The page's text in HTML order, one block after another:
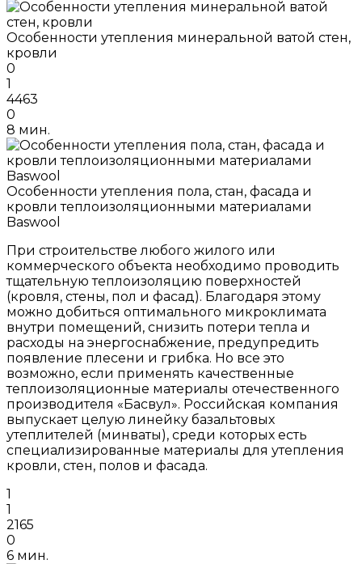
Особенности утепления минеральной ватой стен,
кровли
0
1
4463
0
8 мин.
Особенности утепления пола, стан, фасада и
кровли теплоизоляционными материалами
Baswool
При строительстве любого жилого или
коммерческого объекта необходимо проводить
тщательную теплоизоляцию поверхностей
(кровля, стены, пол и фасад). Благодаря этому
можно добиться оптимального микроклимата
внутри помещений, снизить потери тепла и
расходы на энергоснабжение, предупредить
появление плесени и грибка. Но все это
возможно, если применять качественные
теплоизоляционные материалы отечественного
производителя «Басвул». Российская компания
выпускает целую линейку базальтовых
утеплителей (минваты), среди которых есть
специализированные материалы для утепления
кровли, стен, полов и фасада.
1
1
2165
0
6 мин.